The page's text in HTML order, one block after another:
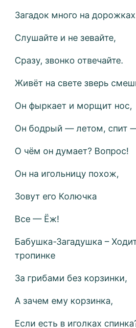
Загадок много на
Слушайте и не зевайте,
Сразу, звонко отвечайте.
Живёт на свете зверь
Он фыркает и морщит нос,
Он бодрый — летом, спит
О чём он думает? Вопрос!
Он на игольницу похож,
Зовут его Колючка
Все — Ёж!
Бабушка-Загадушка –
тропинке
За грибами без корзинки,
А зачем ему корзинка,
Если есть в иголках